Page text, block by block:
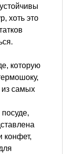
хоть это
которую
из самых
конфет,